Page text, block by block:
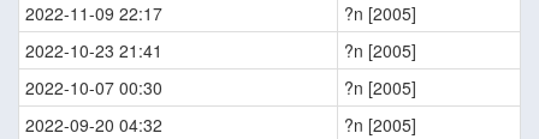
2022-11-09 22:17
?n [2005]
2022-10-23 21:41
?n [2005]
2022-10-07 00:30
?n [2005]
2022-09-20 04:32
?n [2005]